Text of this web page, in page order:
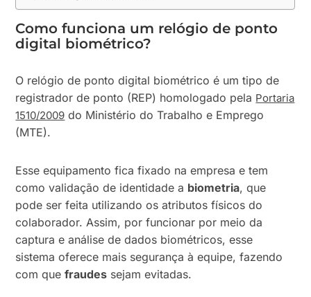
Como funciona um relógio de ponto
digital biométrico?
O relógio de ponto digital biométrico é um tipo de
registrador de ponto (REP) homologado pela Portaria
1510/2009 do Ministério do Trabalho e Emprego
(MTE).
Esse equipamento fica fixado na empresa e tem
como validação de identidade a biometria, que
pode ser feita utilizando os atributos físicos do
colaborador. Assim, por funcionar por meio da
captura e análise de dados biométricos, esse
sistema oferece mais segurança à equipe, fazendo
com quefraudes sejam evitadas.